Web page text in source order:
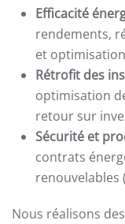
Efficacité
rendements,
et
Rétrofit des
optimisation
retour sur
Sécurité et
contrats
Nous réalisons